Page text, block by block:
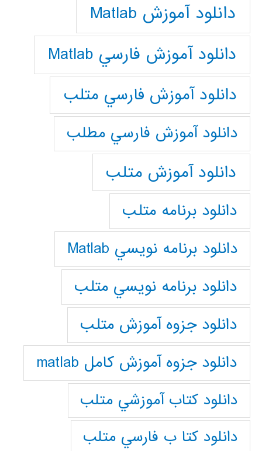
دانلود آموزش Matlab
دانلود آموزش فارسي Matlab
دانلود آموزش فارسي متلب
دانلود آموزش فارسي مطلب
دانلود آموزش متلب
دانلود برنامه متلب
دانلود برنامه نويسي Matlab
دانلود برنامه نويسي متلب
دانلود جزوه آموزش متلب
دانلود جزوه آموزش کامل matlab
دانلود كتاب آموزشي متلب
دانلود كتا ب فارسي متلب